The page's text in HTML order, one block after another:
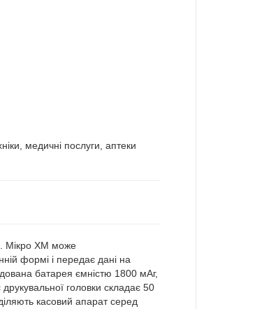
медичні послуги, аптеки
Мікро ХМ може
формі і передає дані на
батарея ємністю 1800 мАг,
головки складає 50
касовий апарат серед